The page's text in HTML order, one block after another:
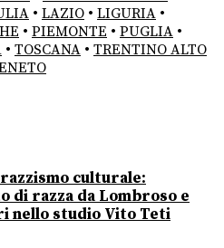
• LAZIO • LIGURIA •
• PIEMONTE • PUGLIA •
• TOSCANA • TRENTINO ALTO
culturale:
di razza da Lombroso e
nello studio Vito Teti